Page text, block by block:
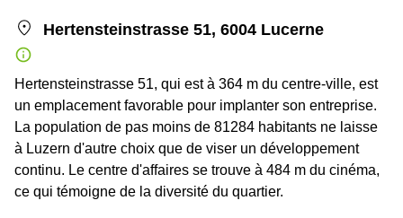
Hertensteinstrasse 51, 6004 Lucerne
Hertensteinstrasse 51, qui est à 364 m du centre-ville, est
un emplacement favorable pour implanter son entreprise.
La population de pas moins de 81284 habitants ne laisse
à Luzern d'autre choix que de viser un développement
continu. Le centre d'affaires se trouve à 484 m du cinéma,
ce qui témoigne de la diversité du quartier.